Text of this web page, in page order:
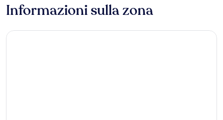
Informazioni sulla zona